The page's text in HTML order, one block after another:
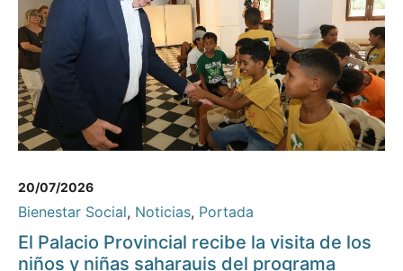
20/07/2026
Bienestar Social, Noticias, Portada
El Palacio Provincial recibe la visita de los
niños y niñas saharauis del programa